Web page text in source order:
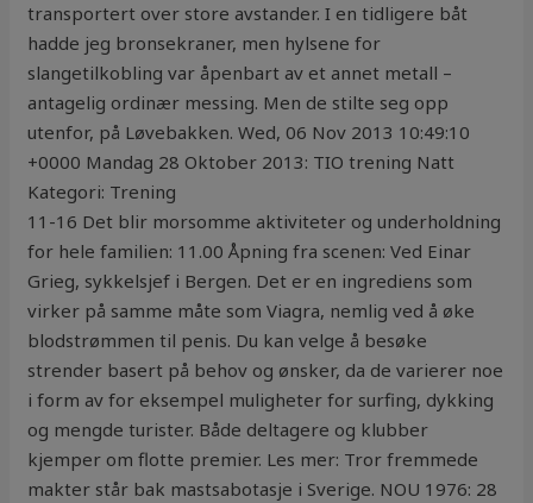
transportert over store avstander. I en tidligere båt
hadde jeg bronsekraner, men hylsene for
slangetilkobling var åpenbart av et annet metall –
antagelig ordinær messing. Men de stilte seg opp
utenfor, på Løvebakken. Wed, 06 Nov 2013 10:49:10
+0000 Mandag 28 Oktober 2013: TIO trening Natt
Kategori: Trening
11-16 Det blir morsomme aktiviteter og underholdning
for hele familien: 11.00 Åpning fra scenen: Ved Einar
Grieg, sykkelsjef i Bergen. Det er en ingrediens som
virker på samme måte som Viagra, nemlig ved å øke
blodstrømmen til penis. Du kan velge å besøke
strender basert på behov og ønsker, da de varierer noe
i form av for eksempel muligheter for surfing, dykking
og mengde turister. Både deltagere og klubber
kjemper om flotte premier. Les mer: Tror fremmede
makter står bak mastsabotasje i Sverige. NOU 1976: 28